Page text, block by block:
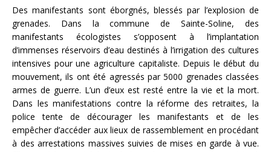
Des manifestants sont éborgnés, blessés par l’explosion de
grenades. Dans la commune de Sainte-Soline, des
manifestants écologistes s’opposent à l’implantation
d’immenses réservoirs d’eau destinés à l’irrigation des cultures
intensives pour une agriculture capitaliste. Depuis le début du
mouvement, ils ont été agressés par 5000 grenades classées
armes de guerre. L’un d’eux est resté entre la vie et la mort.
Dans les manifestations contre la réforme des retraites, la
police tente de décourager les manifestants et de les
empêcher d’accéder aux lieux de rassemblement en procédant
à des arrestations massives suivies de mises en garde à vue.